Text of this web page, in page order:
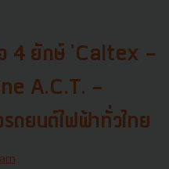
4 ยักษ์ 'Caltex -
A.C.T. -
ถยนต์ไฟฟ้าทั่วไทย